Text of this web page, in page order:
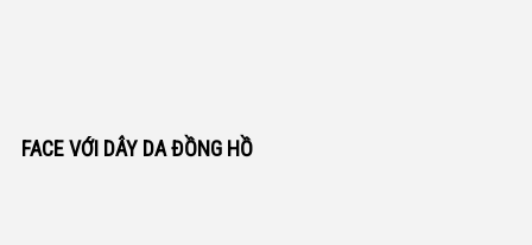
FACE VỚI DÂY DA ĐỒNG HỒ